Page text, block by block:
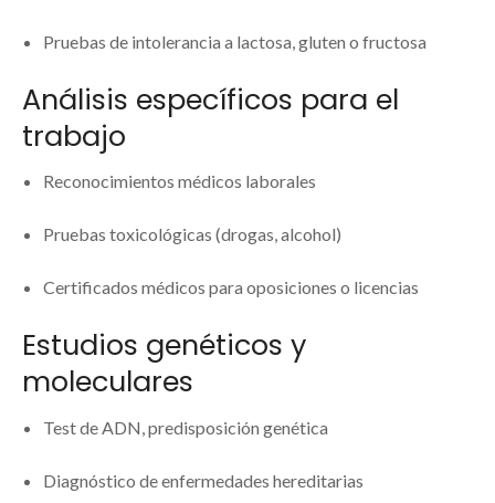
Pruebas de intolerancia a lactosa, gluten o fructosa
Análisis específicos para el
trabajo
Reconocimientos médicos laborales
Pruebas toxicológicas (drogas, alcohol)
Certificados médicos para oposiciones o licencias
Estudios genéticos y
moleculares
Test de ADN, predisposición genética
Diagnóstico de enfermedades hereditarias